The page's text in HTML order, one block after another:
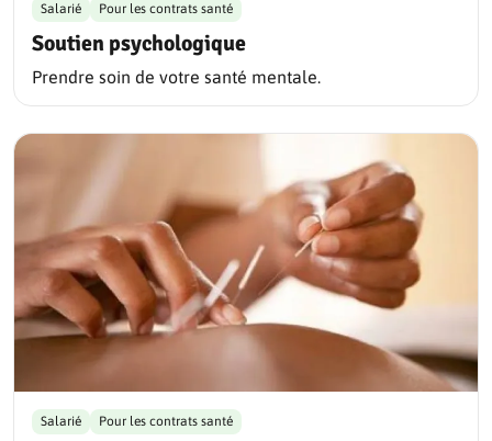
Soutien psychologique
Salarié Pour les contrats santé
Prendre soin de votre santé mentale.
Salarié Pour les contrats santé